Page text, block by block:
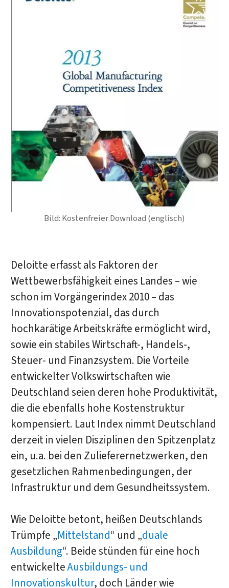
Bild: Kostenfreier Download (englisch)
Deloitte erfasst als Faktoren der
Wettbewerbsfähigkeit eines Landes – wie
schon im Vorgängerindex 2010 – das
Innovationspotenzial, das durch
hochkarätige Arbeitskräfte ermöglicht wird,
sowie ein stabiles Wirtschaft-, Handels-,
Steuer- und Finanzsystem. Die Vorteile
entwickelter Volkswirtschaften wie
Deutschland seien deren hohe Produktivität,
die die ebenfalls hohe Kostenstruktur
kompensiert. Laut Index nimmt Deutschland
derzeit in vielen Disziplinen den Spitzenplatz
ein, u.a. bei den Zulieferernetzwerken, den
gesetzlichen Rahmenbedingungen, der
Infrastruktur und dem Gesundheitssystem.
Wie Deloitte betont, heißen Deutschlands
Trümpfe „Mittelstand“ und „duale
Ausbildung“. Beide stünden für eine hoch
entwickelteAusbildungs- und
Innovationskultur, doch Länder wie